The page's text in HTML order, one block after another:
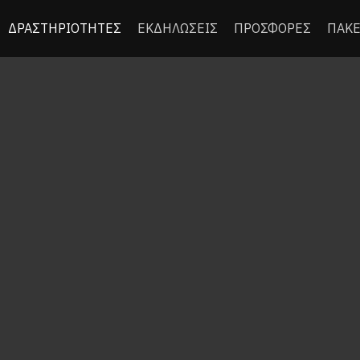
ΔΡΑΣΤΗΡΙΟΤΗΤΕΣ ΕΚΔΗΛΩΣΕΙΣ ΠΡΟΣΦΟΡΕΣ